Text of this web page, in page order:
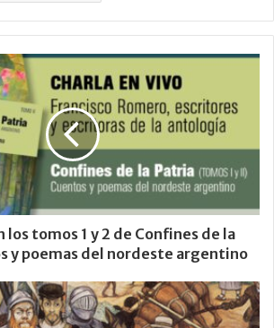
los tomos 1 y 2 de Confines de la
y poemas del nordeste argentino